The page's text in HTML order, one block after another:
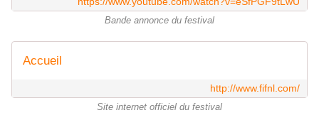
Bande annonce du festival
Accueil
http://www.fifnl.com/
Site internet officiel du festival